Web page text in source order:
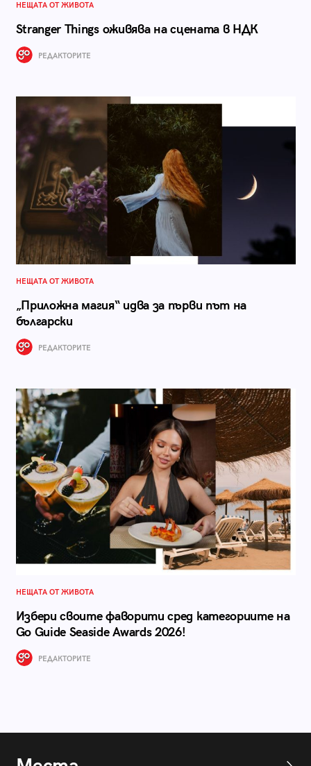
НЕЩАТА ОТ ЖИВОТА
Stranger Things оживява на сцената в НДК
РЕДАКТОРИТЕ
НЕЩАТА ОТ ЖИВОТА
„Приложна магия“ идва за първи път на
български
РЕДАКТОРИТЕ
НЕЩАТА ОТ ЖИВОТА
Избери своите фаворити сред категориите на
Go Guide Seaside Awards 2026!
РЕДАКТОРИТЕ